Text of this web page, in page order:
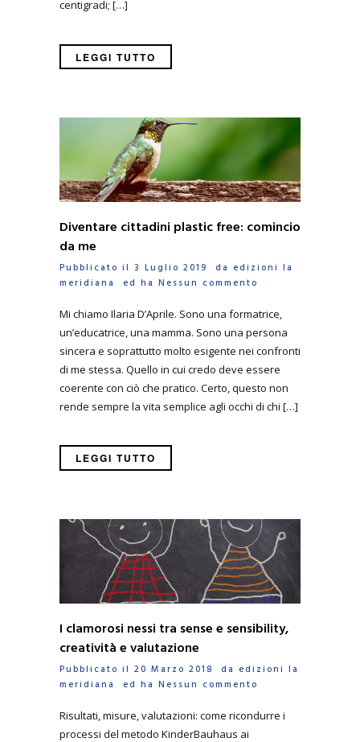
centigradi; […]
LEGGI TUTTO
Diventare cittadini plastic free: comincio
da me
Pubblicato il 3 Luglio 2019 da edizioni la
meridiana
ed ha Nessun commento
Mi chiamo Ilaria D’Aprile. Sono una formatrice,
un’educatrice, una mamma. Sono una persona
sincera e soprattutto molto esigente nei confronti
di me stessa. Quello in cui credo deve essere
coerente con ciò che pratico. Certo, questo non
rende sempre la vita semplice agli occhi di chi […]
LEGGI TUTTO
I clamorosi nessi tra sense e sensibility,
creatività e valutazione
Pubblicato il 20 Marzo 2018 da edizioni la
meridiana
ed ha Nessun commento
Risultati, misure, valutazioni: come ricondurre i
processi del metodo KinderBauhaus ai